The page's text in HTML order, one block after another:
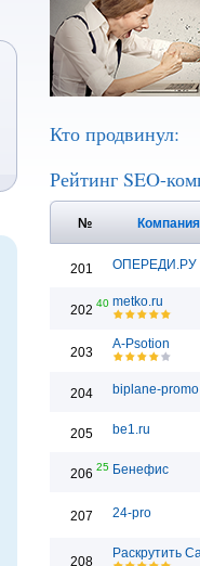
Кто продвинул:
Рейтинг SEO-
№
201 ОПЕРЕДИ.РУ
202 40 metko.ru
203
A-Psotion
204 biplane-
205 be1.ru
206 25 Бенефис
207 24-pro
208
Раскрутить